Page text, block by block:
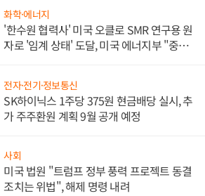
화학·에너지
'한수원 협력사' 미국 오클로 SMR 연구용 원
자로 '임계 상태' 도달, 미국 에너지부 "중요
전자·전기·정보통신
SK하이닉스 1주당 375원 현금배당 실시, 추
가 주주환원 계획 9월 공개 예정
사회
미국 법원 "트럼프 정부 풍력 프로젝트 동결
조치는 위법", 해제 명령 내려